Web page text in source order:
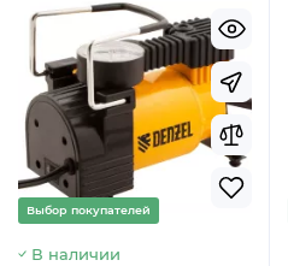
Хит продаж
Выбор покупателей
В наличии